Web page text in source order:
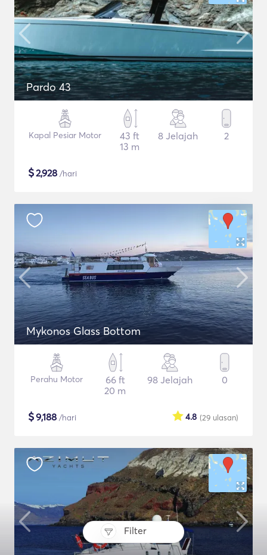
Filter
Pardo 43
Kapal Pesiar Motor
43 ft
13 m
8 Jelajah 2
$2,928 /hari
Mykonos Glass Bottom
Perahu Motor
66 ft
20 m
98 Jelajah 0
$9,188 /hari (29 ulasan)
4.8